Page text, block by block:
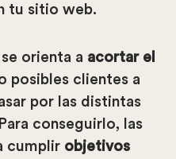
tu sitio web.
orienta a acortar el
posibles clientes a
por las distintas
conseguirlo, las
cumplir objetivos